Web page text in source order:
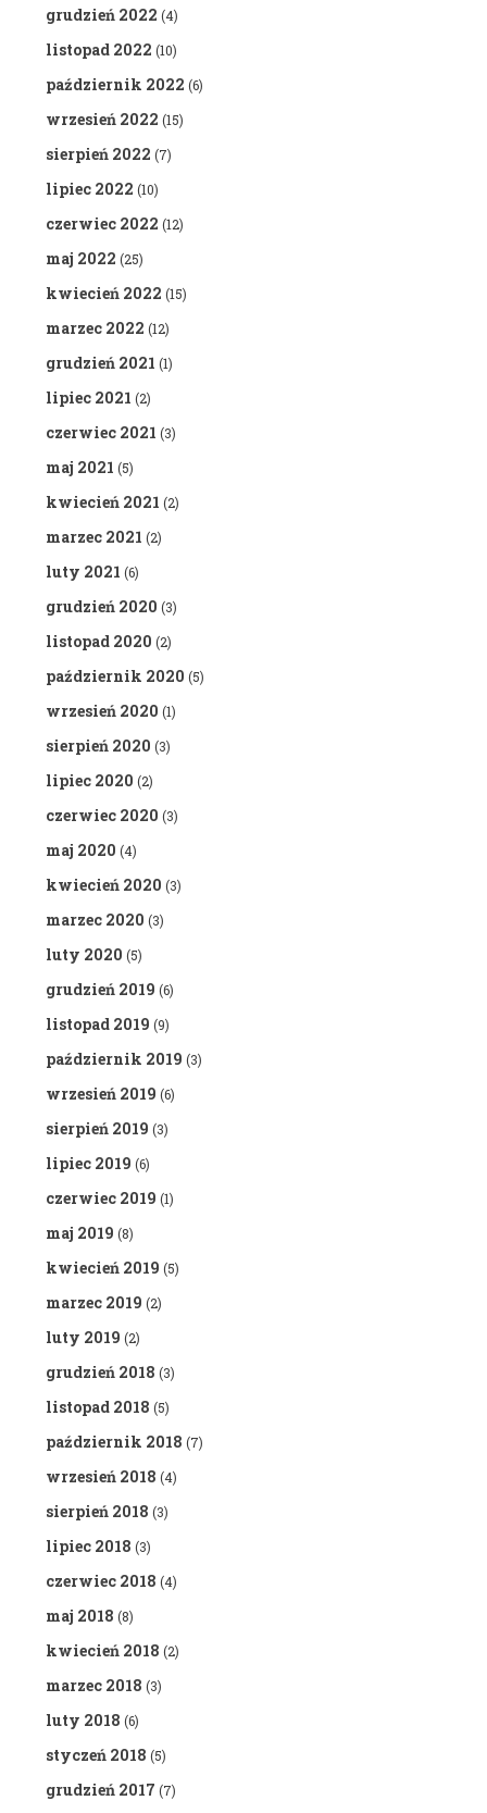
grudzień 2022 (4)
listopad 2022 (10)
październik 2022 (6)
wrzesień 2022 (15)
sierpień 2022 (7)
lipiec 2022 (10)
czerwiec 2022 (12)
maj 2022 (25)
kwiecień 2022 (15)
marzec 2022 (12)
grudzień 2021 (1)
lipiec 2021 (2)
czerwiec 2021 (3)
maj 2021 (5)
kwiecień 2021 (2)
marzec 2021 (2)
luty 2021 (6)
grudzień 2020 (3)
listopad 2020 (2)
październik 2020 (5)
wrzesień 2020 (1)
sierpień 2020 (3)
lipiec 2020 (2)
czerwiec 2020 (3)
maj 2020 (4)
kwiecień 2020 (3)
marzec 2020 (3)
luty 2020 (5)
grudzień 2019 (6)
listopad 2019 (9)
październik 2019 (3)
wrzesień 2019 (6)
sierpień 2019 (3)
lipiec 2019 (6)
czerwiec 2019 (1)
maj 2019 (8)
kwiecień 2019 (5)
marzec 2019 (2)
luty 2019 (2)
grudzień 2018 (3)
listopad 2018 (5)
październik 2018 (7)
wrzesień 2018 (4)
sierpień 2018 (3)
lipiec 2018 (3)
czerwiec 2018 (4)
maj 2018 (8)
kwiecień 2018 (2)
marzec 2018 (3)
luty 2018 (6)
styczeń 2018 (5)
grudzień 2017 (7)